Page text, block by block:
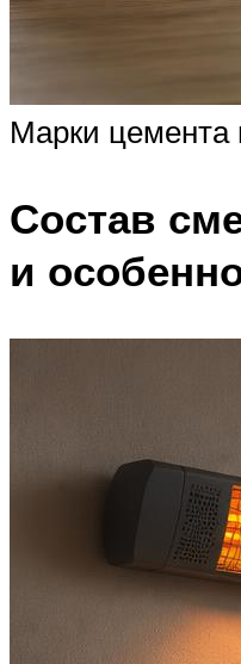
Марки цемента
Состав
и